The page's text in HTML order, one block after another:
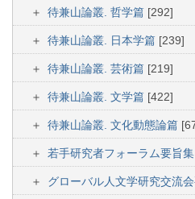
待兼山論叢. 哲学篇 [292]
待兼山論叢. 日本学篇 [239]
待兼山論叢. 芸術篇 [219]
待兼山論叢. 文学篇 [422]
待兼山論叢. 文化動態論篇
若手研究者フォーラム要旨集
グローバル人文学研究交流